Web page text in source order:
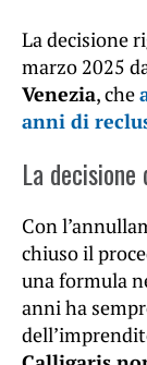
La decisione
marzo 2025
Venezia, che
anni di
La decisione
Con
chiuso il
una formula
anni ha